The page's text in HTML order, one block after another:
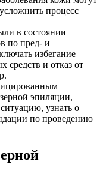
процесс
в состоянии
по пред- и
избегание
средств и отказ от
эпиляции,
узнать о
по проведению